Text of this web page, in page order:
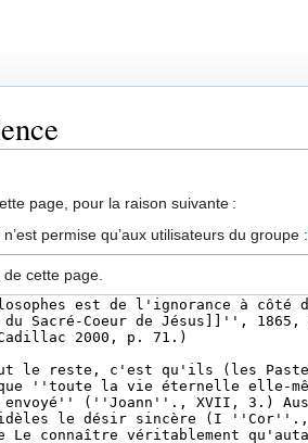
page, pour la raison suivante :
permise qu’aux utilisateurs du groupe :
cette page.